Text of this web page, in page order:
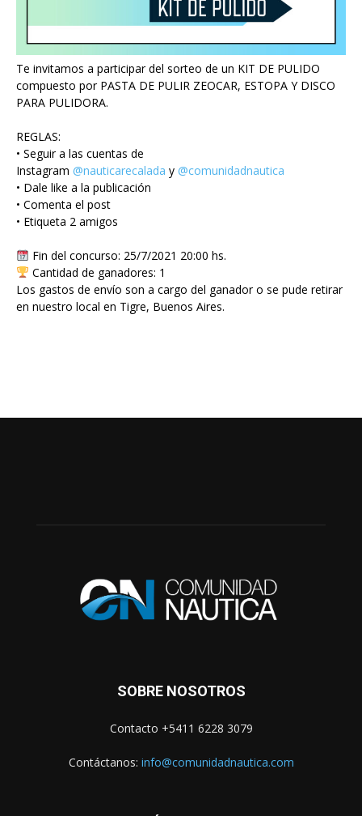
Te invitamos a participar del sorteo de un KIT DE PULIDO
compuesto por PASTA DE PULIR ZEOCAR, ESTOPA Y DISCO
PARA PULIDORA.
REGLAS:
• Seguir a las cuentas de
Instagram @nauticarecalada y @comunidadnautica
• Dale like a la publicación
• Comenta el post
• Etiqueta 2 amigos
Fin del concurso: 25/7/2021 20:00 hs.
Cantidad de ganadores: 1
Los gastos de envío son a cargo del ganador o se pude retirar
en nuestro local en Tigre, Buenos Aires.
SOBRE NOSOTROS
Contacto +5411 6228 3079
Contáctanos: info@comunidadnautica.com